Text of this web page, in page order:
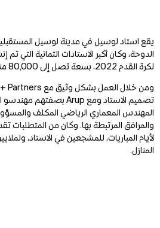
الدوحة، وكان أكبر الاستادات الثمانية التي
لكرة القدم 2022، بسعة تصل إلى 80,000 متفرج.
المهندس المعماري الرياضي المكلف
والمرافق المرتبطة بها. وكان من المتطلبات
لأيام المباريات، للمشجعين في الاستاد،
المنازل.